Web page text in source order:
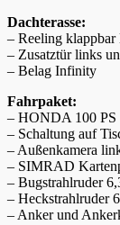
Dachterasse:
– Reeling klappbar
– Zusatztür links
– Belag Infinity
Fahrpaket:
– HONDA 100 PS
– Schaltung auf
– Außenkamera
– SIMRAD
– Bugstrahlruder
– Heckstrahlruder
– Anker und